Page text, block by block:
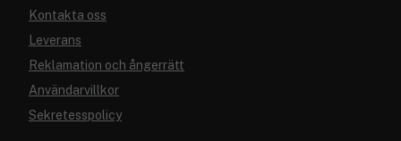
Kontakta oss
Leverans
Reklamation och ångerrätt
Användarvillkor
Sekretesspolicy